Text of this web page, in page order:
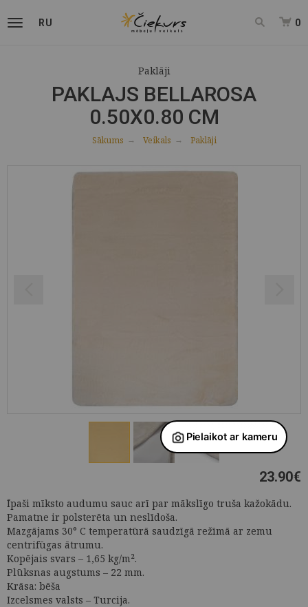
RU 0
Paklāji
PAKLAJS BELLAROSA
0.50X0.80 CM
Sākums Veikals Paklāji
23.90€
Īpaši mīksto audumu sauc arī par mākslīgo truša kažokādu.
Pamatne ir polsterēta un neslīdoša.
Mazgājams 30° C temperatūrā saudzīgā režīmā ar zemu
centrifūgas ātrumu.
Kopējais svars – 1,65 kg/m².
Plūksnas augstums – 22 mm.
Krāsa: bēša
Izcelsmes valsts – Turcija.